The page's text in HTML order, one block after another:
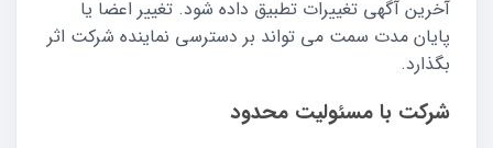
آخرین آگهی تغییرات تطبیق داده شود. تغییر اعضا یا
پایان مدت سمت می تواند بر دسترسی نماینده شرکت اثر
بگذارد.
شرکت با مسئولیت محدود